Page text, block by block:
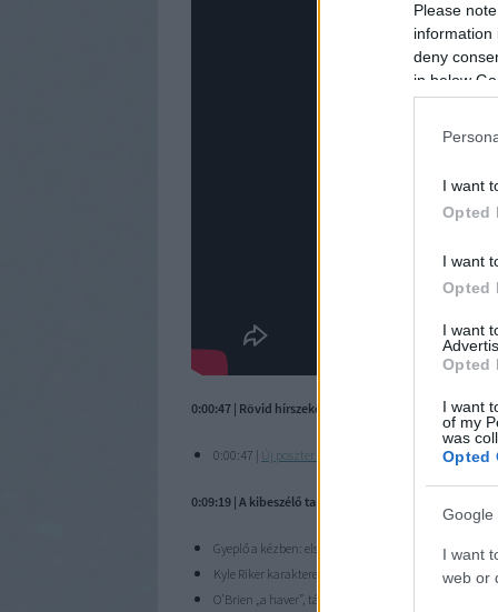
Please
information
deny
in below
I want
Opted
I want
Opted
I want
Opted
I want
of my
was
Opted
Google
I want
web or
0:00:47 | Rövid hírszekció:
0:00:47 | Új poszter érkezett a májusban
0:09:19 | A kibeszélő tartalmából:
Gyeplő a kézben: elsőtisztnek lenni a zászlóshajón,
Kyle Riker karaktere, összecsapás az edzőteremben,
O’Brien „a haver”, társalgási központ a gépházban.